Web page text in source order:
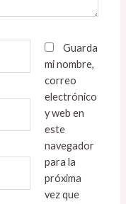
Guarda
mi nombre,
correo
electrónico
y web en
este
navegador
para la
próxima
vez que